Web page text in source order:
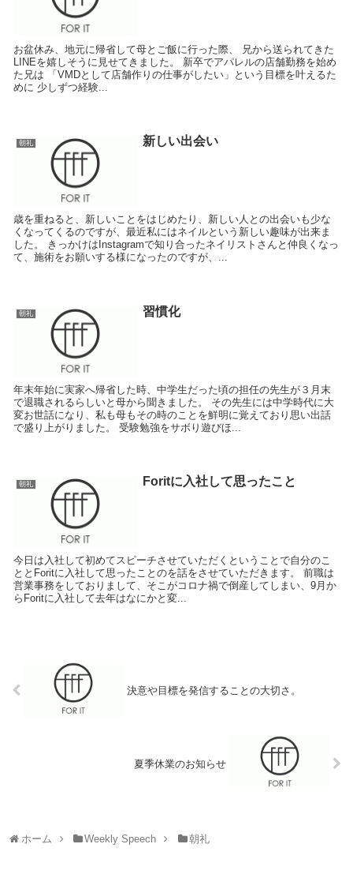
お盆休み、地元に帰省して母とご飯に行った際、 兄から送られてきた
LINEを嬉しそうに見せてきました。 新卒でアパレルの店舗勤務を始め
た兄は 「VMDとして店舗作りの仕事がしたい」という目標を叶えるた
めに 少しずつ経験...
朝礼 新しい出会い
歳を重ねると、新しいことをはじめたり、新しい人との出会いも少な
くなってくるのですが、最近私にはネイルという新しい趣味が出来ま
した。 きっかけはInstagramで知り合ったネイリストさんと仲良くなっ
て、施術をお願いする様になったのですが、...
朝礼 習慣化
年末年始に実家へ帰省した時、中学生だった頃の担任の先生が３月末
で退職されるらしいと母から聞きました。 その先生には中学時代に大
変お世話になり、私も母もその時のことを鮮明に覚えており思い出話
で盛り上がりました。 受験勉強をサボり遊びほ...
朝礼 Foritに入社して思ったこと
今日は入社して初めてスピーチさせていただくということで自分のこ
ととForitに入社して思ったことのを話をさせていただきます。 前職は
営業事務をしておりまして、そこがコロナ禍で倒産してしまい、9月か
らForitに入社して去年はなにかと変...
決意や目標を発信することの大切さ。
夏季休業のお知らせ
ホーム Weekly Speech 朝礼